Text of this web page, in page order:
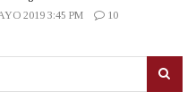
2019 3:45 PM
10